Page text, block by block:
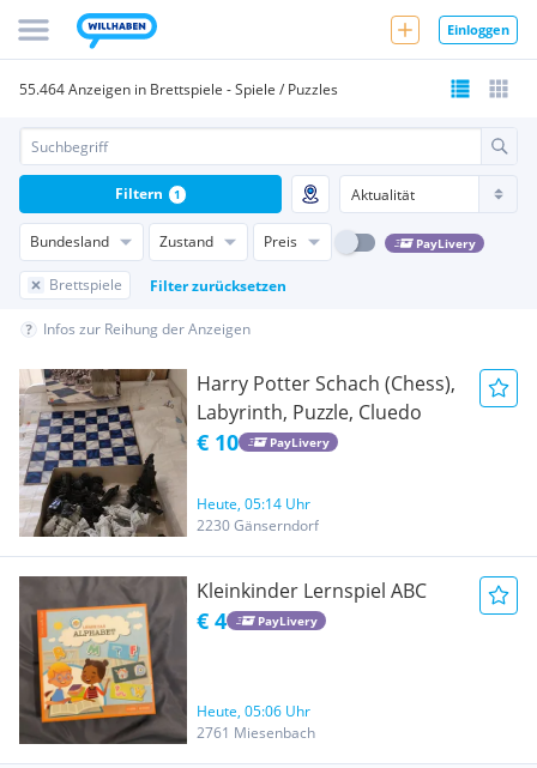
Einloggen
55.464 Anzeigen in Brettspiele - Spiele / Puzzles
Bundesland Zustand Preis PayLivery
Brettspiele Filter zurücksetzen
Filtern 1
Infos zur Reihung der Anzeigen
Harry Potter Schach (Chess),
Labyrinth, Puzzle, Cluedo
€ 10 PayLivery
Heute, 05:14 Uhr
2230 Gänserndorf
Kleinkinder Lernspiel ABC
€ 4 PayLivery
Heute, 05:06 Uhr
2761 Miesenbach